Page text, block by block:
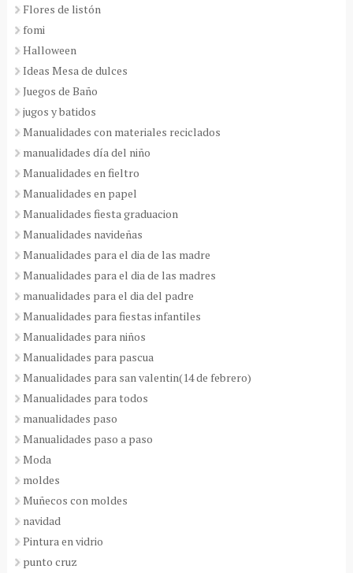
Flores de listón
fomi
Halloween
Ideas Mesa de dulces
Juegos de Baño
jugos y batidos
Manualidades con materiales reciclados
manualidades día del niño
Manualidades en fieltro
Manualidades en papel
Manualidades fiesta graduacion
Manualidades navideñas
Manualidades para el dia de las madre
Manualidades para el dia de las madres
manualidades para el dia del padre
Manualidades para fiestas infantiles
Manualidades para niños
Manualidades para pascua
Manualidades para san valentin(14 de febrero)
Manualidades para todos
manualidades paso
Manualidades paso a paso
Moda
moldes
Muñecos con moldes
navidad
Pintura en vidrio
punto cruz